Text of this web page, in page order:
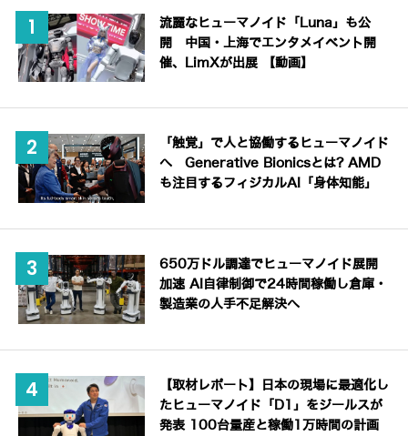
流麗なヒューマノイド「Luna」も公
開 中国・上海でエンタメイベント開
催、LimXが出展 【動画】
「触覚」で人と協働するヒューマノイド
へ Generative Bionicsとは? AMD
も注目するフィジカルAI「身体知能」
650万ドル調達でヒューマノイド展開
加速 AI自律制御で24時間稼働し倉庫・
製造業の人手不足解決へ
【取材レポート】日本の現場に最適化し
たヒューマノイド「D1」をジールスが
発表 100台量産と稼働1万時間の計画